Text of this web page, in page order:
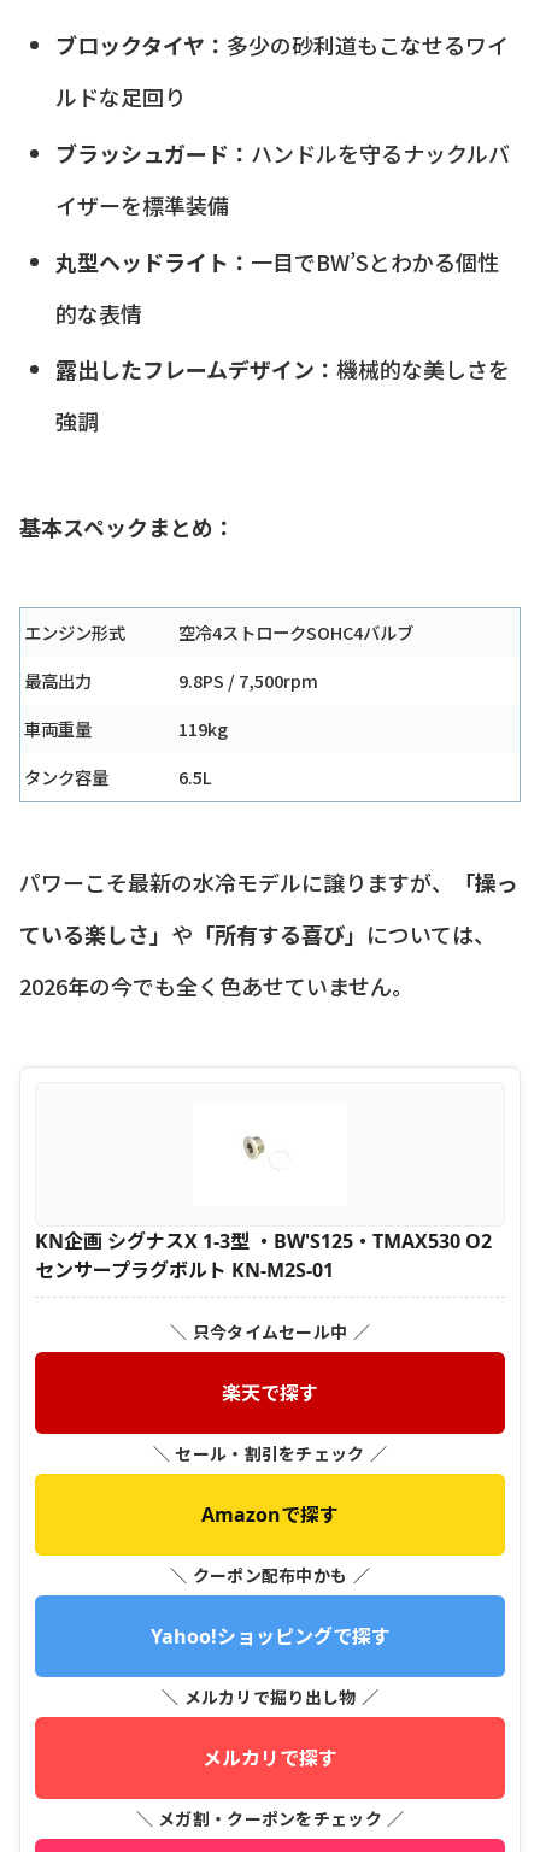
ブロックタイヤ： 多少の砂利道もこなせるワイ
ルドな足回り
ブラッシュガード： ハンドルを守るナックルバ
イザーを標準装備
丸型ヘッドライト： 一目でBW’Sとわかる個性
的な表情
露出したフレームデザイン： 機械的な美しさを
強調
基本スペックまとめ：
エンジン形式
空冷4ストロークSOHC4バルブ
最高出力
9.8PS / 7,500rpm
車両重量
119kg
タンク容量
6.5L
パワーこそ最新の水冷モデルに譲りますが、
「操っ
ている楽しさ」 や 「所有する喜び」 については、
2026年の今でも全く色あせていません。
KN企画 シグナスX 1-3型 ・BW'S125・TMAX530 O2
センサープラグボルト KN-M2S-01
＼ 只今タイムセール中 ／
楽天で探す
＼ セール・割引をチェック ／
Amazonで探す
＼ クーポン配布中かも ／
Yahoo!ショッピングで探す
＼ メルカリで掘り出し物 ／
メルカリで探す
＼ メガ割・クーポンをチェック ／